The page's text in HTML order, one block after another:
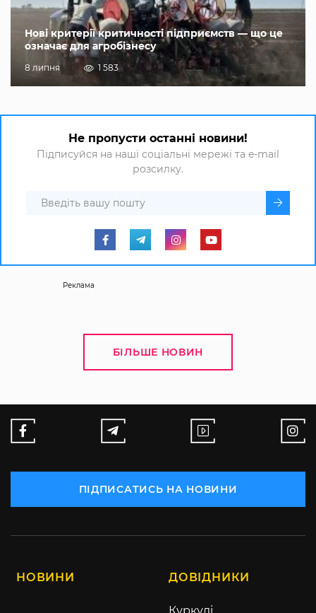
Нові критерії критичності підприємств — що це
означає для агробізнесу
8 липня 1 583
Не пропусти останні новини!
Підписуйся на наші соціальні мережі та e-mail
розсилку.
Реклама
БІЛЬШЕ НОВИН
ПІДПИСАТИСЬ НА НОВИНИ
НОВИНИ ДОВІДНИКИ